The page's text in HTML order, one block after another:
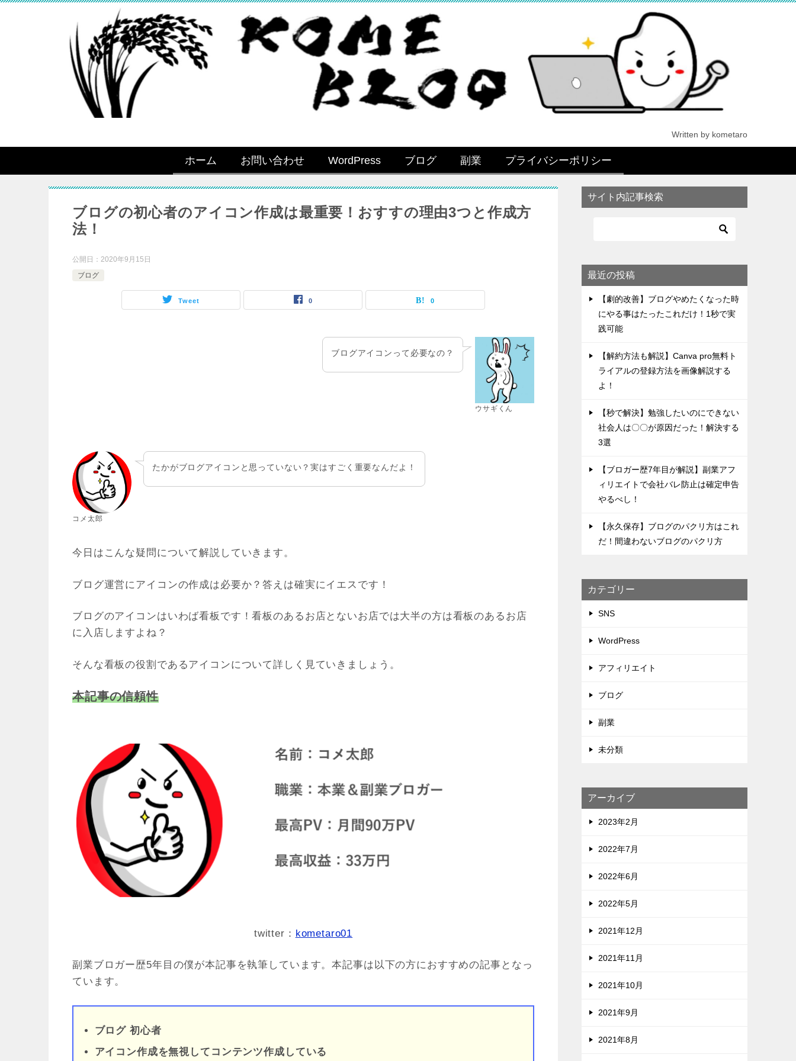
Written by kometaro
ホーム お問い合わせ WordPress ブログ 副業 プライバシーポリシー
ブログの初心者のアイコン作成は最重要！おすすの理由3つと作成方
法！
公開日： 2020年9月15日
ブログ
Tweet 0 0
ウサギくん
ブログアイコンって必要なの？
コメ太郎
たかがブログアイコンと思っていない？実はすごく重要なんだよ！
今日はこんな疑問について解説していきます。
ブログ運営にアイコンの作成は必要か？答えは確実にイエスです！
ブログのアイコンはいわば看板です！看板のあるお店とないお店では大半の方は看板のあるお店
に入店しますよね？
そんな看板の役割であるアイコンについて詳しく見ていきましょう。
本記事の信頼性
twitter： kometaro01
副業ブロガー歴5年目の僕が本記事を執筆しています。本記事は以下の方におすすめの記事となっ
ています。
ブログ 初心者
アイコン作成を無視してコンテンツ作成している
サイト内記事検索
最近の投稿
【劇的改善】ブログやめたくなった時
にやる事はたったこれだけ！1秒で実
践可能
【解約方法も解説】Canva pro無料ト
ライアルの登録方法を画像解説する
よ！
【秒で解決】勉強したいのにできない
社会人は〇〇が原因だった！解決する
3選
【ブロガー歴7年目が解説】副業アフ
ィリエイトで会社バレ防止は確定申告
やるべし！
【永久保存】ブログのパクリ方はこれ
だ！間違わないブログのパクリ方
カテゴリー
SNS
WordPress
アフィリエイト
ブログ
副業
未分類
アーカイブ
2023年2月
2022年7月
2022年6月
2022年5月
2021年12月
2021年11月
2021年10月
2021年9月
2021年8月